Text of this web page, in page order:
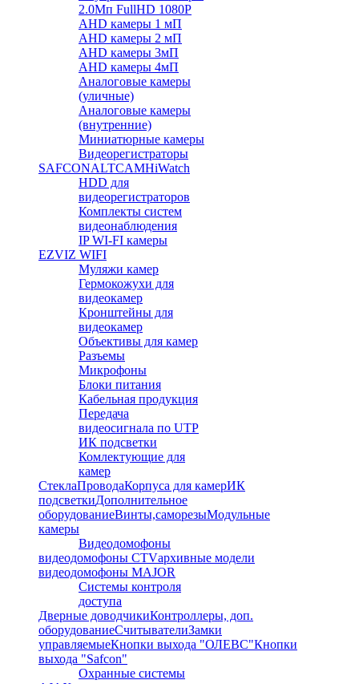
2.0Мп FullHD 1080P
AHD камеры 1 мП
AHD камеры 2 мП
AHD камеры 3мП
AHD камеры 4мП
Аналоговые камеры
(уличные)
Аналоговые камеры
(внутренние)
Миниатюрные камеры
Видеорегистраторы
SAFCONALTCAMHiWatch
HDD для
видеорегистраторов
Комплекты систем
видеонаблюдения
IP WI-FI камеры
EZVIZ WIFI
Муляжи камер
Гермокожухи для
видеокамер
Кронштейны для
видеокамер
Объективы для камер
Разъемы
Микрофоны
Блоки питания
Кабельная продукция
Передача
видеосигнала по UTP
ИК подсветки
Комлектующие для
камер
СтеклаПроводаКорпуса для камерИК
подсветкиДополнительное
оборудованиеВинты,саморезыМодульные
камеры
Видеодомофоны
видеодомофоны CTVархивные модели
видеодомофоны MAJOR
Системы контроля
доступа
Дверные доводчикиКонтроллеры, доп.
оборудованиеСчитывателиЗамки
управляемыеКнопки выхода "ОЛЕВС"Кнопки
выхода "Safcon"
Охранные системы